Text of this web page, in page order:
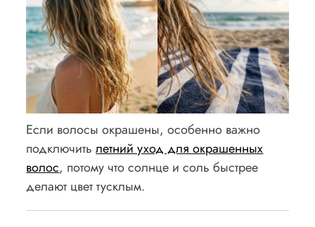
Если волосы окрашены, особенно важно
подключитьлетний уход для окрашенных
волос, потому что солнце и соль быстрее
делают цвет тусклым.